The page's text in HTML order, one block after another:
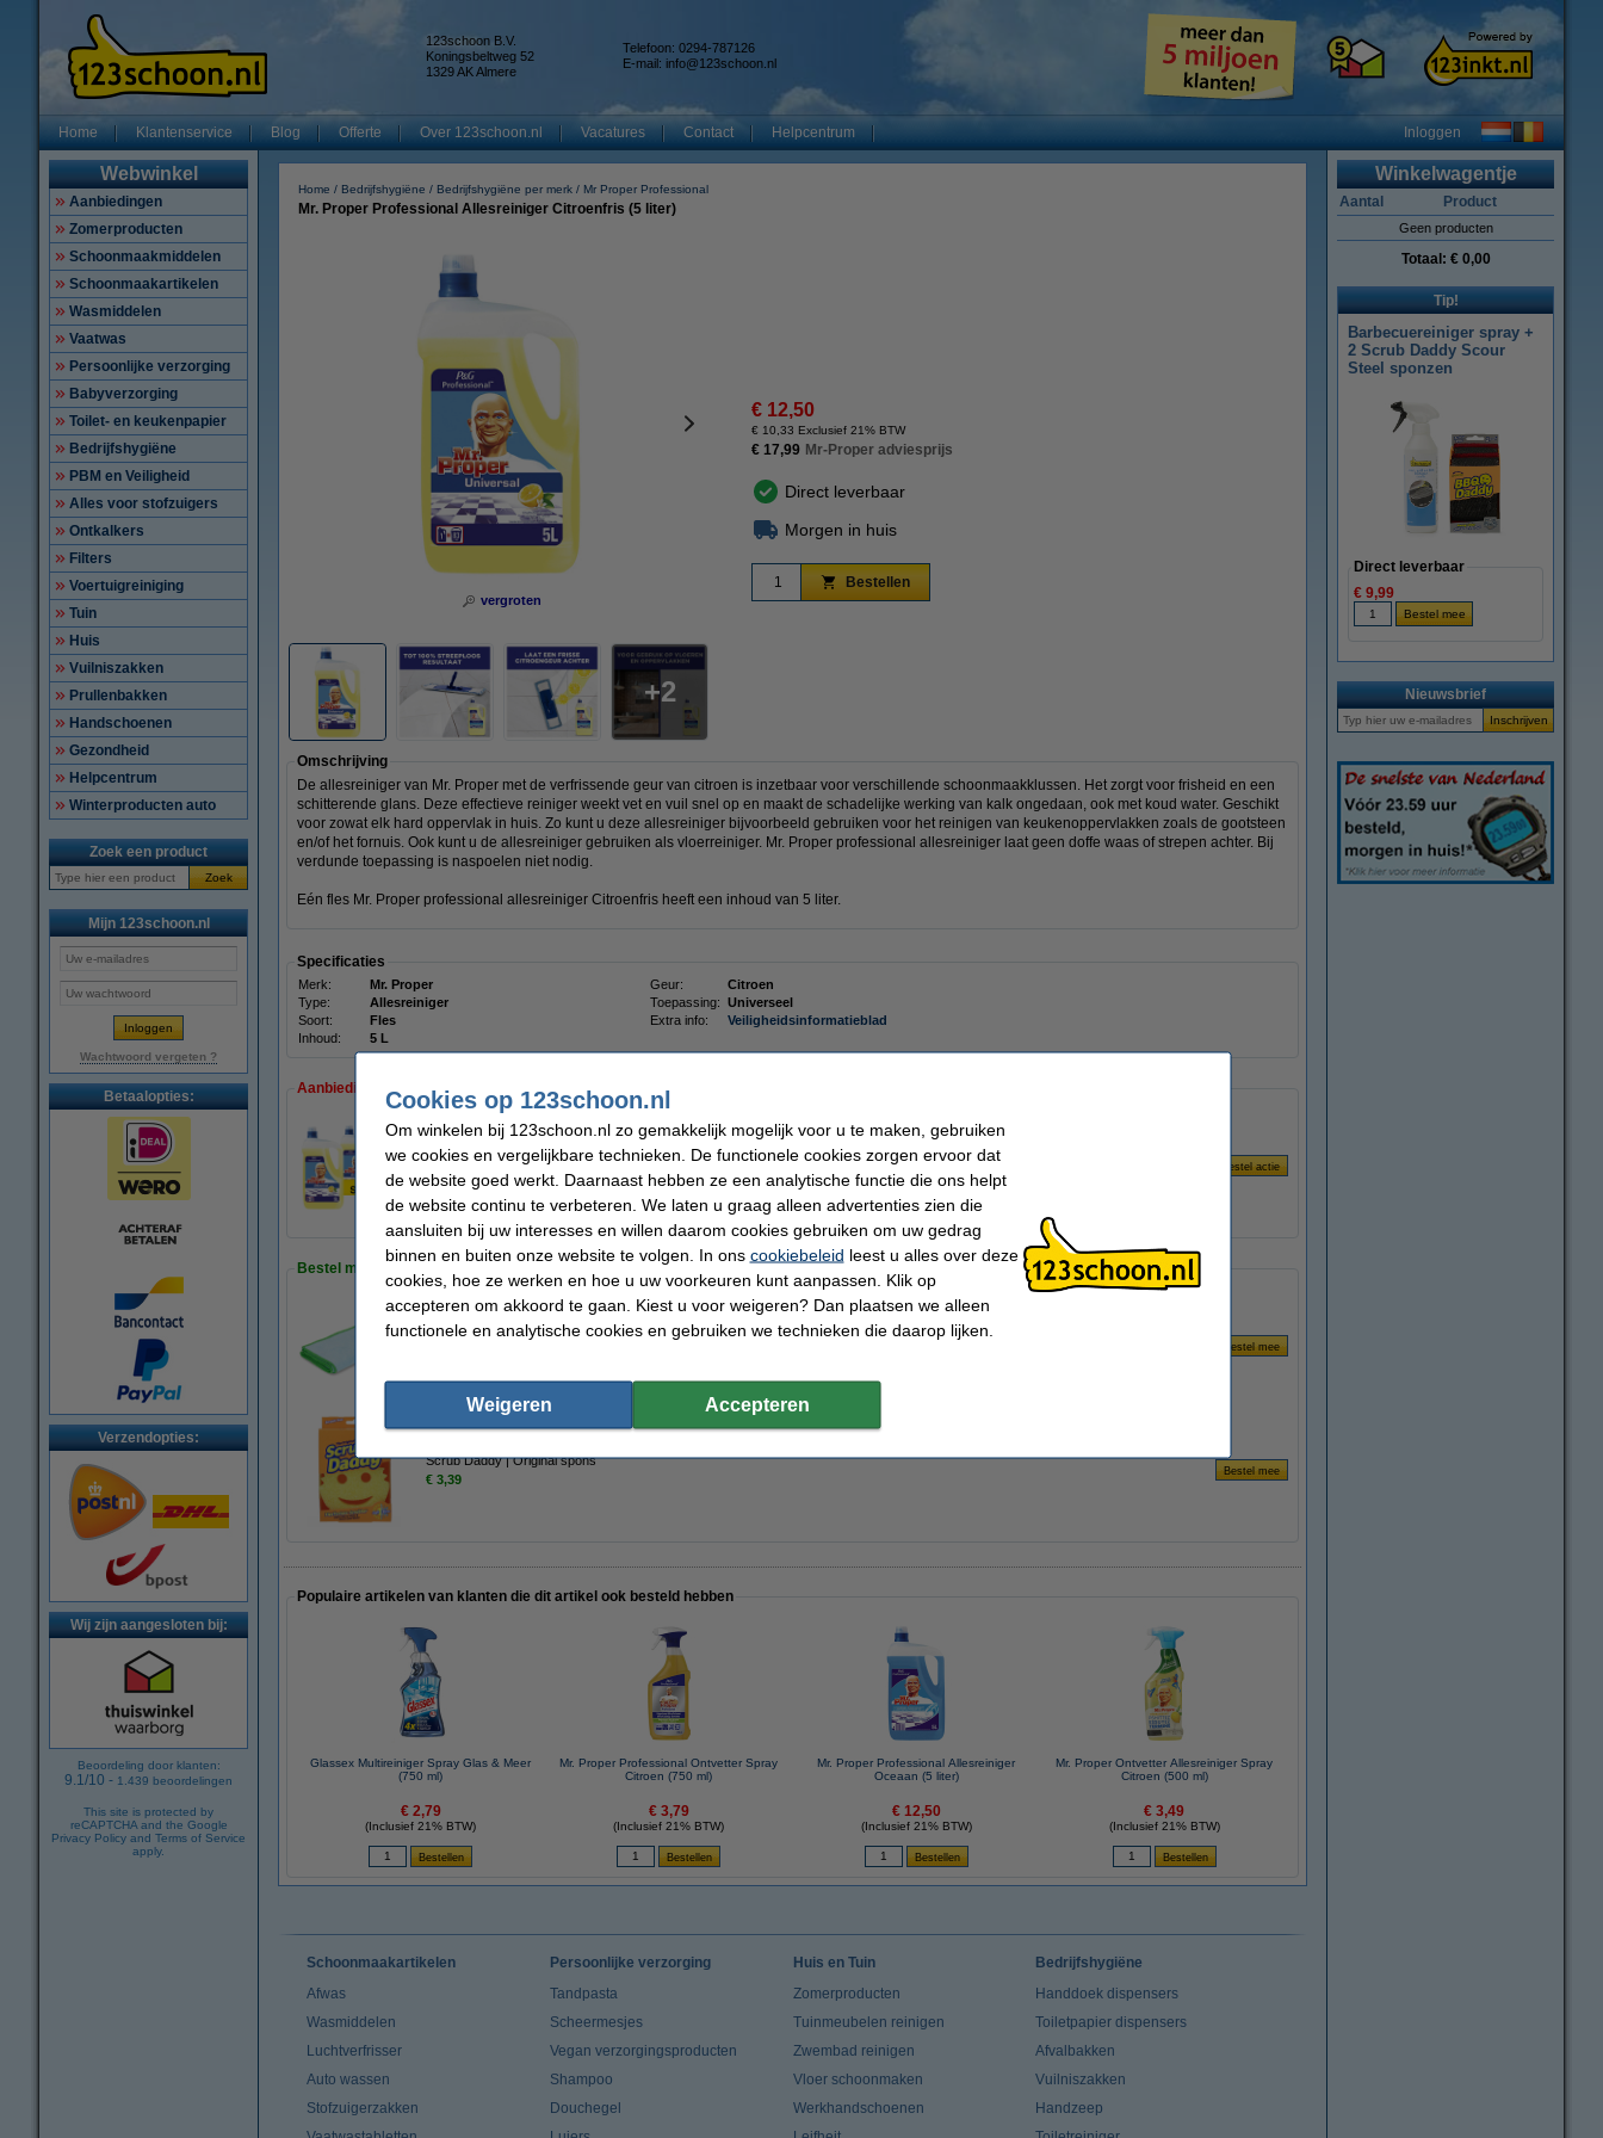
123schoon B.V.
Koningsbeltweg 52
1329 AK Almere
Telefoon: 0294-787126
E-mail: info@123schoon.nl
Home Klantenservice Blog Offerte Over 123schoon.nl Vacatures Contact Helpcentrum Inloggen
Webwinkel
Aanbiedingen
Zomerproducten
Schoonmaakmiddelen
Schoonmaakartikelen
Wasmiddelen
Vaatwas
Persoonlijke verzorging
Babyverzorging
Toilet- en keukenpapier
Bedrijfshygiëne
PBM en Veiligheid
Alles voor stofzuigers
Ontkalkers
Filters
Voertuigreiniging
Tuin
Huis
Vuilniszakken
Prullenbakken
Handschoenen
Gezondheid
Helpcentrum
Winterproducten auto
Zoek een product
Zoek
Mijn 123schoon.nl
Wachtwoord vergeten ?
Betaalopties:
Verzendopties:
Wij zijn aangesloten bij:
Beoordeling door klanten:
9.1/10 - 1.439 beoordelingen
This site is protected by
reCAPTCHA and the Google
Privacy Policy and Terms of Service
apply.
Home Bedrijfshygiëne Bedrijfshygiëne per merk Mr Proper Professional
Mr. Proper Professional Allesreiniger Citroenfris (5 liter)
vergroten vergroten vergroten
2
€ 12,50
€ 10,33 Exclusief 21% BTW
€ 17,99 Mr-Proper adviesprijs
Direct leverbaar
Morgen in huis
Bestellen
Omschrijving
De allesreiniger van Mr. Proper met de verfrissende geur van citroen is inzetbaar voor verschillende schoonmaakklussen. Het zorgt voor frisheid en een
schitterende glans. Deze effectieve reiniger weekt vet en vuil snel op en maakt de schadelijke werking van kalk ongedaan, ook met koud water. Geschikt
voor zowat elk hard oppervlak in huis. Zo kunt u deze allesreiniger bijvoorbeeld gebruiken voor het reinigen van keukenoppervlakken zoals de gootsteen
en/of het fornuis. Ook kunt u de allesreiniger gebruiken als vloerreiniger. Mr. Proper professional allesreiniger laat geen doffe waas of strepen achter. Bij
verdunde toepassing is naspoelen niet nodig.
Eén fles Mr. Proper professional allesreiniger Citroenfris heeft een inhoud van 5 liter.
Specificaties
Merk: Mr. Proper Geur:
Citroen
Type:
Allesreiniger Toepassing: Universeel
Soort:
Fles Extra info:
Veiligheidsinformatieblad
Inhoud:
5 L
Aanbieding:
3 flessen - 5 L
€ 34,50
Bestel mee:
Greenspeed Original Microvezeldoek Blauw (10 stuks - 40 x 40 cm)
Scrub Daddy | Original spons
€ 3,39
Populaire artikelen van klanten die dit artikel ook besteld hebben
Glassex Multireiniger Spray Glas & Meer
(750 ml)
€ 2,79
(Inclusief 21% BTW)
Mr. Proper Professional Ontvetter Spray
Citroen (750 ml)
€ 3,79
(Inclusief 21% BTW)
Mr. Proper Professional Allesreiniger
Oceaan (5 liter)
€ 12,50
(Inclusief 21% BTW)
Mr. Proper Ontvetter Allesreiniger Spray
Citroen (500 ml)
€ 3,49
(Inclusief 21% BTW)
Winkelwagentje
Aantal Product
Geen producten
Totaal: € 0,00
Tip!
Barbecuereiniger spray +
2 Scrub Daddy Scour
Steel sponzen
Direct leverbaar
€ 9,99
Nieuwsbrief
Schoonmaakartikelen
Afwas
Wasmiddelen
Luchtverfrisser
Auto wassen
Stofzuigerzakken
Persoonlijke verzorging
Tandpasta
Scheermesjes
Vegan verzorgingsproducten
Shampoo
Douchegel
Huis en Tuin
Zomerproducten
Tuinmeubelen reinigen
Zwembad reinigen
Vloer schoonmaken
Werkhandschoenen
Bedrijfshygiëne
Handdoek dispensers
Toiletpapier dispensers
Afvalbakken
Vuilniszakken
Handzeep
Cookies op 123schoon.nl
Om winkelen bij 123schoon.nl zo gemakkelijk mogelijk voor u te maken, gebruiken
we cookies en vergelijkbare technieken. De functionele cookies zorgen ervoor dat
de website goed werkt. Daarnaast hebben ze een analytische functie die ons helpt
de website continu te verbeteren. We laten u graag alleen advertenties zien die
aansluiten bij uw interesses en willen daarom cookies gebruiken om uw gedrag
binnen en buiten onze website te volgen. In ons cookiebeleid leest u alles over deze
cookies, hoe ze werken en hoe u uw voorkeuren kunt aanpassen. Klik op
accepteren om akkoord te gaan. Kiest u voor weigeren? Dan plaatsen we alleen
functionele en analytische cookies en gebruiken we technieken die daarop lijken.
Weigeren Accepteren